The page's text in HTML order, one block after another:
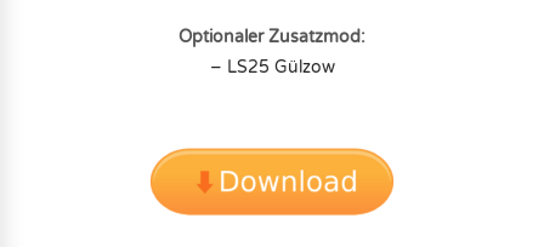
Optionaler Zusatzmod:
– LS25 Gülzow